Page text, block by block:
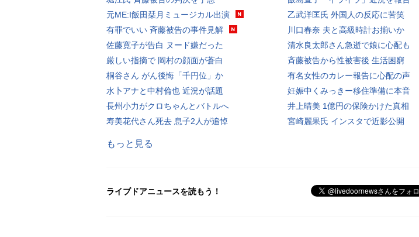
元ME:I飯田栞月ミュージカル出演
有罪でいい 斉藤被告の事件見解
佐藤寛子が告白 ヌード嫌だった
厳しい指摘で 岡村の顔面が蒼白
桐谷さん がん後悔「千円位」か
水卜アナと中村倫也 近況が話題
長州小力がクロちゃんとバトルへ
寿美花代さん死去 息子2人が追悼
乙武洋匡氏 外国人の反応に苦笑
川口春奈 夫と高級時計お揃いか
清水良太郎さん急逝で娘に心配も
斉藤被告から性被害後 生活困窮
有名女性のカレー報告に心配の声
妊娠中くみっきー移住準備に本音
井上晴美 1億円の保険かけた真相
宮崎麗果氏 インスタで近影公開
もっと見る
ライブドアニュースを読もう！